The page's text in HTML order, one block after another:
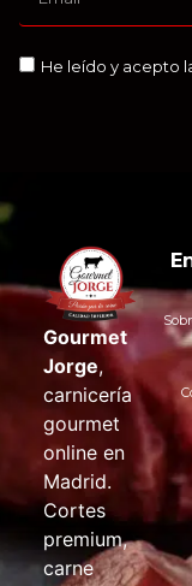
He leído y acepto
Gourmet
Jorge,
carnicería
gourmet
online en
Madrid.
Cortes
premium,
carne